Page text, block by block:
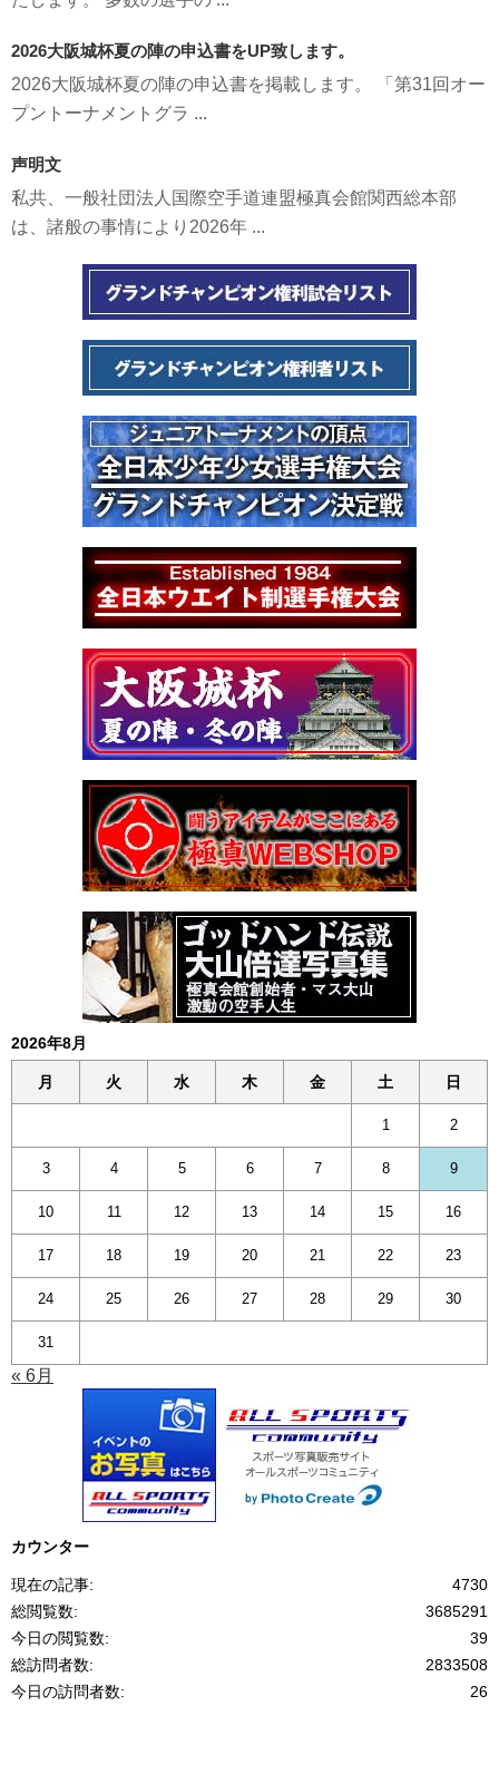
2026大阪城杯夏の陣の申込書をUP致します。
2026大阪城杯夏の陣の申込書を掲載します。 「第31回オー
プントーナメントグラ ...
声明文
私共、一般社団法人国際空手道連盟極真会館関西総本部
は、諸般の事情により2026年 ...
2026年8月
月 火 水 木 金 土 日
1 2
3 4 5 6 7 8 9
10 11 12 13 14 15 16
17 18 19 20 21 22 23
24 25 26 27 28 29 30
31
« 6月
カウンター
4730
現在の記事:
3685291
総閲覧数:
39
今日の閲覧数:
2833508
総訪問者数:
26
今日の訪問者数: